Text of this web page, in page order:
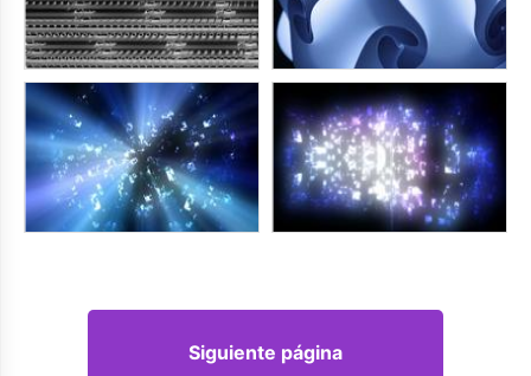
Siguiente página